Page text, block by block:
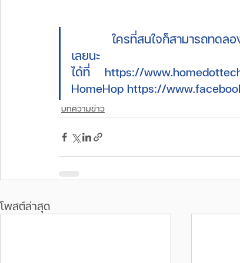
ใครที่สนใจก็สามารถทดลองใ
เลยนะ หรือเรีย
ได้ที่ https://
HomeHop https://
บทความข่าว
โพสต์ล่าสุด